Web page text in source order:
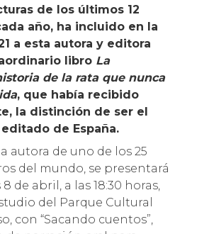
de los últimos 12
año, ha incluido en la
a esta autora y editora
libro La
de la rata que nunca
, que había recibido
la distinción de ser el
de España.
autora de uno de los 25
del mundo, se presentará
de abril, a las 18:30 horas,
del Parque Cultural
con “Sacando cuentos”,